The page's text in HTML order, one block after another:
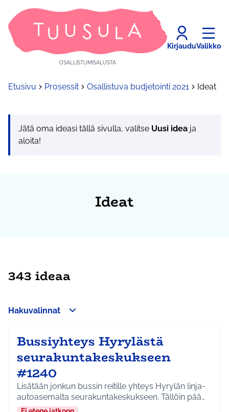
OSALLISTUMISALUSTA
KirjauduValikko
Etusivu Prosessit Osallistuva budjetointi 2021 Ideat
Jätä oma ideasi tällä sivulla, valitse Uusi idea ja
aloita!
Ideat
343 ideaa
Hakuvalinnat
Bussiyhteys Hyrylästä
seurakuntakeskukseen
#1240
Lisätään jonkun bussin reitille yhteys Hyrylän linja-
autoasemalta seurakuntakeskukseen. Tällöin pää…